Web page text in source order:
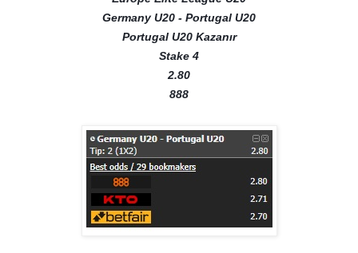
Germany U20 - Portugal U20
Portugal U20 Kazanır
Stake 4
2.80
888